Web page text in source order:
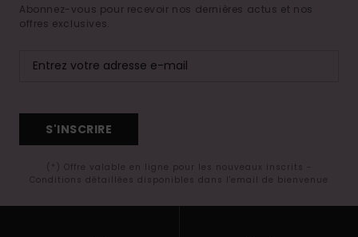
Abonnez-vous pour recevoir nos dernières actus et nos
offres exclusives.
S'INSCRIRE
(*) Offre valable en ligne pour les nouveaux inscrits -
Conditions détaillées disponibles dans l'email de bienvenue